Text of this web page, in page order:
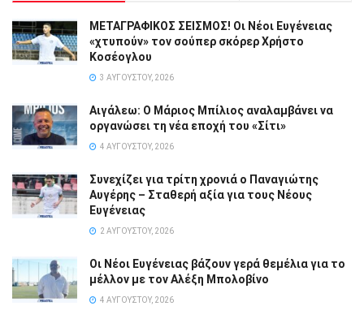
ΜΕΤΑΓΡΑΦΙΚΟΣ ΣΕΙΣΜΟΣ! Οι Νέοι Ευγένειας
«χτυπούν» τον σούπερ σκόρερ Χρήστο
Κοσέογλου
3 ΑΥΓΟΎΣΤΟΥ, 2026
Αιγάλεω: Ο Μάριος Μπίλιος αναλαμβάνει να
οργανώσει τη νέα εποχή του «Σίτι»
4 ΑΥΓΟΎΣΤΟΥ, 2026
Συνεχίζει για τρίτη χρονιά ο Παναγιώτης
Αυγέρης – Σταθερή αξία για τους Νέους
Ευγένειας
2 ΑΥΓΟΎΣΤΟΥ, 2026
Οι Νέοι Ευγένειας βάζουν γερά θεμέλια για το
μέλλον με τον Αλέξη Μπολοβίνο
4 ΑΥΓΟΎΣΤΟΥ, 2026